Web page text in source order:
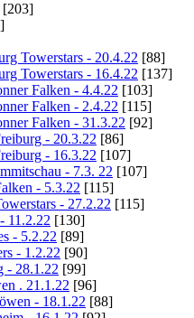
[203]
Towerstars - 20.4.22 [88]
Towerstars - 16.4.22 [137]
Falken - 4.4.22 [103]
Falken - 2.4.22 [115]
Falken - 31.3.22 [92]
- 20.3.22 [86]
- 16.3.22 [107]
- 7.3. 22 [107]
- 5.3.22 [115]
- 27.2.22 [115]
11.2.22 [130]
- 5.2.22 [89]
- 1.2.22 [90]
- 28.1.22 [99]
. 21.1.22 [96]
- 18.1.22 [88]